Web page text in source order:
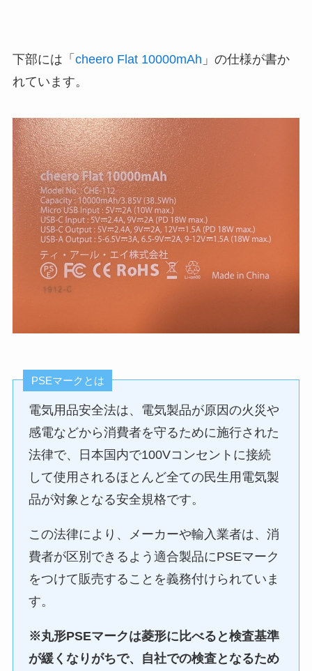
下部には「 cheero Flat 10000mAh 」の仕様が書か
れています。
PSEマークとは
電気用品安全法は、電気製品が原因の火災や
感電などから消費者を守るために施行された
法律で、日本国内で100Vコンセントに接続
して使用されるほとんど全ての民生用電気製
品が対象となる安全規格です。
この法律により、メーカーや輸入業者は、消
費者が区別できるよう適合製品にPSEマーク
をつけて販売することを義務付けられていま
す。
※丸形PSEマークは菱形に比べると検査基準
が緩くなりがちで、自社での検査となるため